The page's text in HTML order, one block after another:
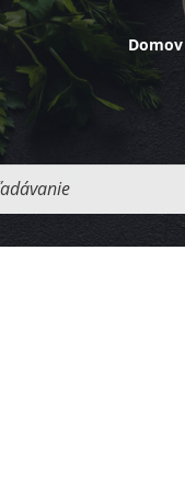
Domov